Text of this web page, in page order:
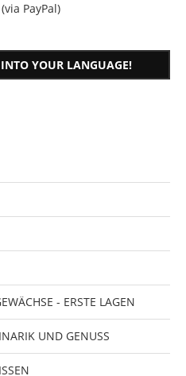
(via PayPal)
YOUR LANGUAGE!
- ERSTE LAGEN
UND GENUSS